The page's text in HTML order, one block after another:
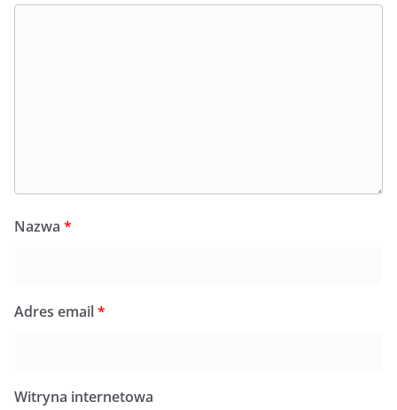
Nazwa *
Adres email*
Witryna internetowa